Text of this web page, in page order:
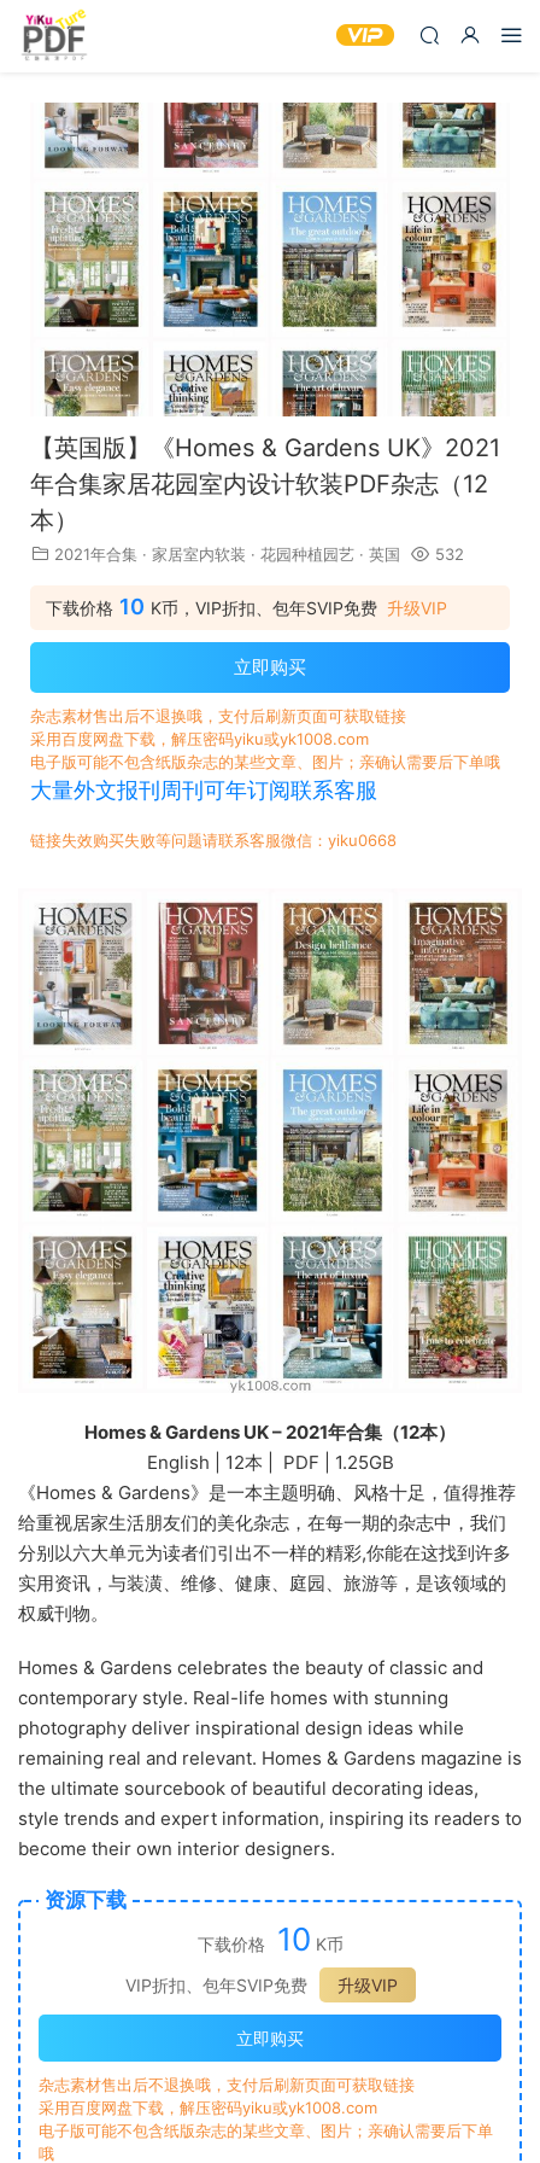
【英国版】《Homes & Gardens UK》2021
年合集家居花园室内设计软装PDF杂志（12
本）
2021年合集 · 家居室内软装 · 花园种植园艺 · 英国 532
下载价格 10 K币，VIP折扣、包年SVIP免费 升级VIP
立即购买
杂志素材售出后不退换哦，支付后刷新页面可获取链接
采用百度网盘下载，解压密码yiku或yk1008.com
电子版可能不包含纸版杂志的某些文章、图片；亲确认需要后下单哦
大量外文报刊周刊可年订阅联系客服
链接失效购买失败等问题请联系客服微信：yiku0668
Homes & Gardens UK – 2021年合集（12本）
English | 12本 | PDF | 1.25GB
《Homes & Gardens》是一本主题明确、风格十足，值得推荐
给重视居家生活朋友们的美化杂志，在每一期的杂志中，我们
分别以六大单元为读者们引出不一样的精彩,你能在这找到许多
实用资讯，与装潢、维修、健康、庭园、旅游等，是该领域的
权威刊物。
Homes & Gardens celebrates the beauty of classic and
contemporary style. Real-life homes with stunning
photography deliver inspirational design ideas while
remaining real and relevant. Homes & Gardens magazine is
the ultimate sourcebook of beautiful decorating ideas,
style trends and expert information, inspiring its readers to
become their own interior designers.
资源下载
下载价格 10 K币
VIP折扣、包年SVIP免费
升级VIP
立即购买
杂志素材售出后不退换哦，支付后刷新页面可获取链接
采用百度网盘下载，解压密码yiku或yk1008.com
电子版可能不包含纸版杂志的某些文章、图片；亲确认需要后下单
哦